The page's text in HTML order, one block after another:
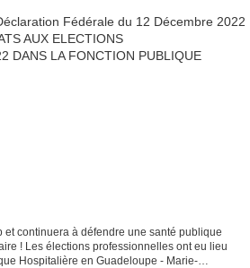
et continuera à défendre une santé publique
! Les élections professionnelles ont eu lieu
Hospitalière en Guadeloupe - Marie-